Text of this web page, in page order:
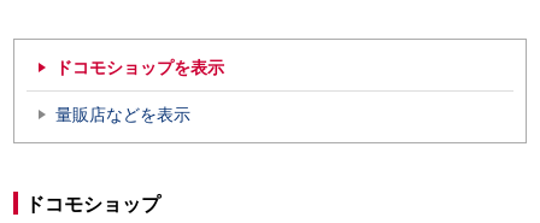
ドコモショップを表示
量販店などを表示
ドコモショップ